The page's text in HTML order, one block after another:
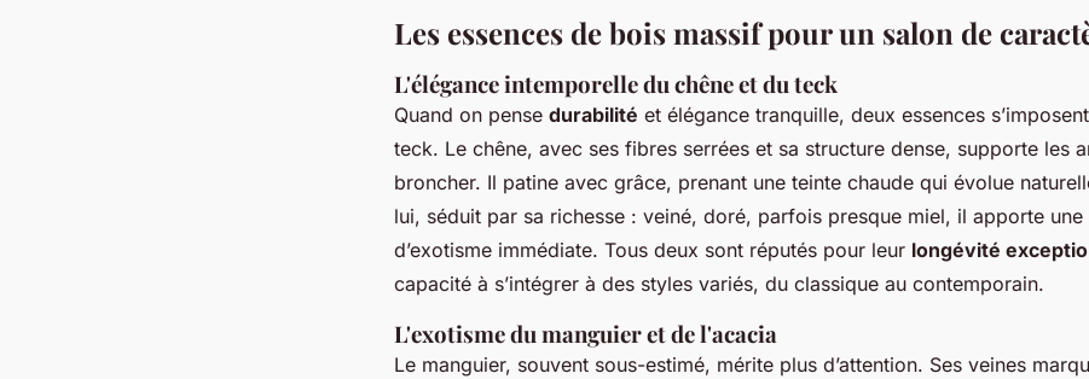
Les essences de bois massif pour un salon de
L'élégance intemporelle du chêne et du teck
Quand on pense durabilité et élégance tranquille, deux essences
teck. Le chêne, avec ses fibres serrées et sa structure dense, supporte les
broncher. Il patine avec grâce, prenant une teinte chaude qui évolue
lui, séduit par sa richesse : veiné, doré, parfois presque miel, il apporte une
d’exotisme immédiate. Tous deux sont réputés pour leur longévité
capacité à s’intégrer à des styles variés, du classique au contemporain.
L'exotisme du manguier et de l'acacia
Le manguier, souvent sous-estimé, mérite plus d’attention. Ses veines